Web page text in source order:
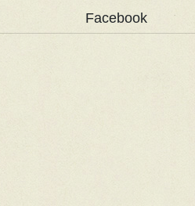
Facebook